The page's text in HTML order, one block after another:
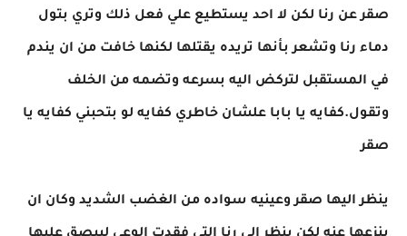
صقر عن رنا لكن لا احد يستطيع علي فعل ذلك وتري بتول
دماء رنا وتشعر بأنها تريده يقتلها لكنها خافت من ان يندم
في المستقبل لتركض اليه بسرعه وتضمه من الخلف
وتقول.كفايه يا بابا علشان خاطري كفايه لو بتحبني كفايه يا
صقر
ينظر اليها صقر وعينيه سواده من الغضب الشديد وكان ان